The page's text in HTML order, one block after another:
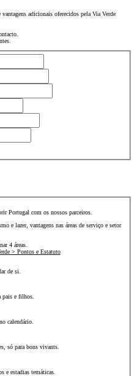
adicionais oferecidos pela Via Verde
Portugal com os nossos parceiros.
e lazer, vantagens nas áreas de serviço e setor
4 áreas.
> Pontos e Estatuto
de si.
pais e filhos.
calendário.
só para bons vivants.
e estadias temáticas.